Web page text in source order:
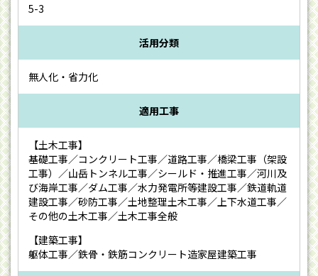
5-3
活用分類
無人化・省力化
適用工事
【土木工事】
基礎工事／コンクリート工事／道路工事／橋梁工事（架設
工事）／山岳トンネル工事／シールド・推進工事／河川及
び海岸工事／ダム工事／水力発電所等建設工事／鉄道軌道
建設工事／砂防工事／土地整理土木工事／上下水道工事／
その他の土木工事／土木工事全般
【建築工事】
躯体工事／鉄骨・鉄筋コンクリート造家屋建築工事